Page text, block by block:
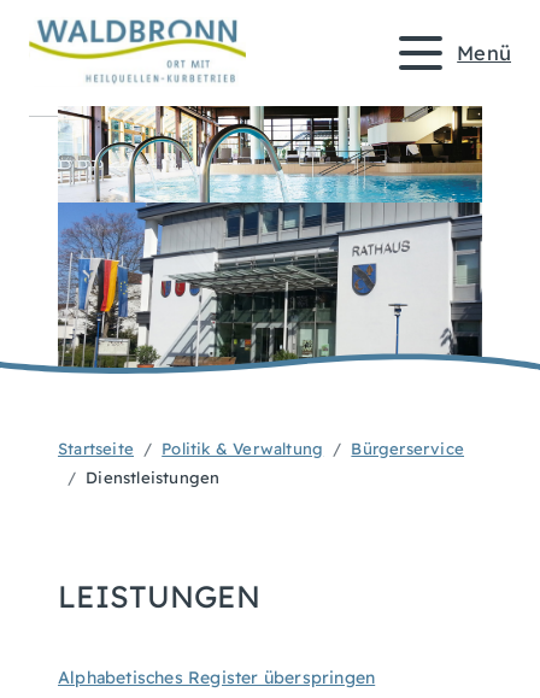
Menü
Startseite Politik & Verwaltung
Bürgerservice
Dienstleistungen
LEISTUNGEN
Alphabetisches Register überspringen